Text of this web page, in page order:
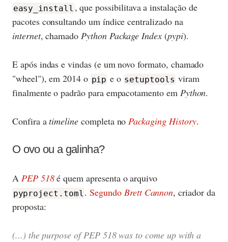
easy_install , que possibilitava a instalação de
pacotes consultando um índice centralizado na
internet, chamadoPython Package Index(pypi).
E após indas e vindas (e um novo formato, chamado
"wheel"), em 2014 o pip e o setuptools viram
finalmente o padrão para empacotamento em Python.
Confira atimeline completa noPackaging History.
O ovo ou a galinha?
A PEP 518é quem apresenta o arquivo
pyproject.toml .Segundo Brett Cannon, criador da
proposta:
(...) the purpose of PEP 518 was to come up with a